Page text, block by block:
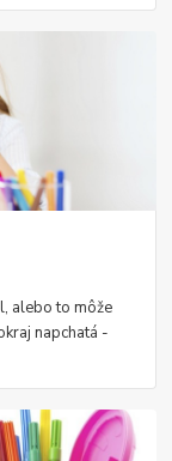
alebo to môže
napchatá -